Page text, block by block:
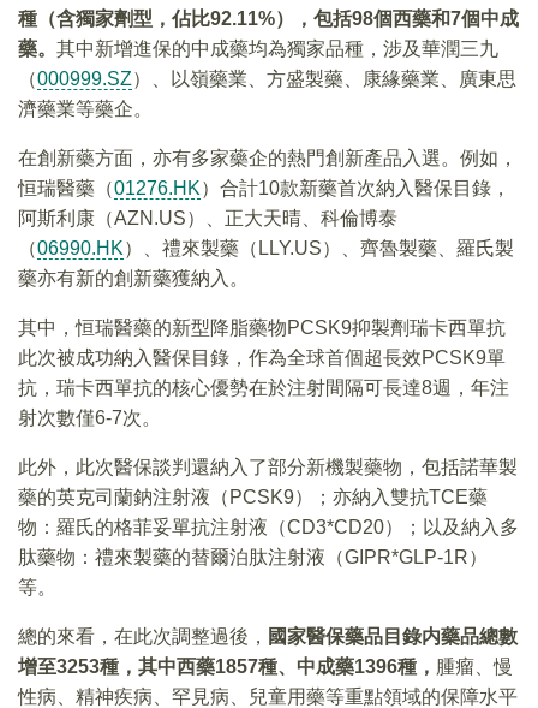
種（含獨家劑型，佔比92.11%），包括98個西藥和7個中成
藥。 其中新增進保的中成藥均為獨家品種，涉及華潤三九
（000999.SZ）、以嶺藥業、方盛製藥、康緣藥業、廣東思
濟藥業等藥企。
在創新藥方面，亦有多家藥企的熱門創新產品入選。例如，
恒瑞醫藥（01276.HK）合計10款新藥首次納入醫保目錄，
阿斯利康（AZN.US）、正大天晴、科倫博泰
（06990.HK）、禮來製藥（LLY.US）、齊魯製藥、羅氏製
藥亦有新的創新藥獲納入。
其中，恒瑞醫藥的新型降脂藥物PCSK9抑製劑瑞卡西單抗
此次被成功納入醫保目錄，作為全球首個超長效PCSK9單
抗，瑞卡西單抗的核心優勢在於注射間隔可長達8週，年注
射次數僅6-7次。
此外，此次醫保談判還納入了部分新機製藥物，包括諾華製
藥的英克司蘭鈉注射液（PCSK9）；亦納入雙抗TCE藥
物：羅氏的格菲妥單抗注射液（CD3*CD20）；以及納入多
肽藥物：禮來製藥的替爾泊肽注射液（GIPR*GLP-1R）
等。
總的來看，在此次調整過後， 國家醫保藥品目錄内藥品總數
增至3253種，其中西藥1857種、中成藥1396種， 腫瘤、慢
性病、精神疾病、罕見病、兒童用藥等重點領域的保障水平